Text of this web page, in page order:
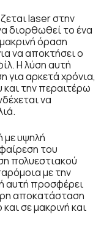
laser στην
διορθωθεί το ένα
όραση
να αποκτήσει ο
Η λύση αυτή
για αρκετά χρόνια,
την περαιτέρω
να
με υψηλή
του
πολυεστιακού
με την
αυτή προσφέρει
αποκατάσταση
σε μακρινή και